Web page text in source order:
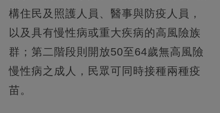
構住民及照護人員、醫事與防疫人員，
以及具有慢性病或重大疾病的高風險族
群；第二階段則開放50至64歲無高風險
慢性病之成人，民眾可同時接種兩種疫
苗。